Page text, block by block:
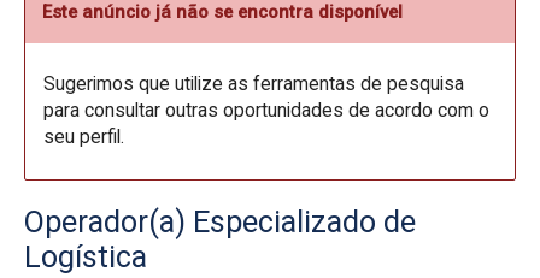
Este anúncio já não se encontra disponível
Sugerimos que utilize as ferramentas de pesquisa
para consultar outras oportunidades de acordo com o
seu perfil.
Operador(a) Especializado de
Logística